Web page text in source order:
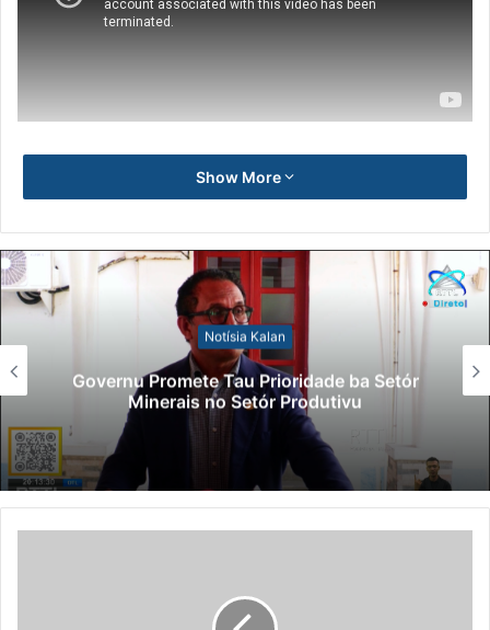
Show More
Notísia Kalan
Governu Promete Tau Prioridade ba Setór
Minerais no Setór Produtivu